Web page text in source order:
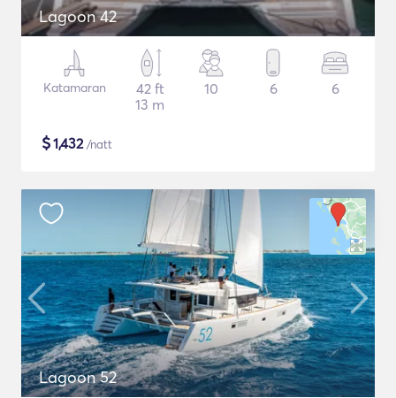
Lagoon 42
Katamaran
42 ft
13 m
10 6 6
$1,432/natt
Lagoon 52